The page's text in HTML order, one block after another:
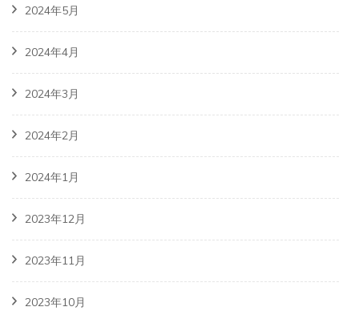
2024年5月
2024年4月
2024年3月
2024年2月
2024年1月
2023年12月
2023年11月
2023年10月